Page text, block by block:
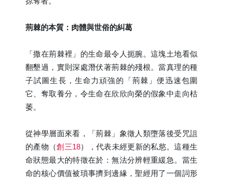
荊棘的本質：肉體與世俗的糾葛
「撒在荊棘裡」的生命最令人扼腕。這塊土地看似
翻墾過，實則深處潛伏著荊棘的殘根。當真理的種
子試圖生長，生命力頑強的「荊棘」便迅速包圍
它、奪取養分，令生命在欣欣向榮的假象中走向枯
萎。
從神學層面來看，「荊棘」象徵人類墮落後受咒詛
的產物（創三18），代表未經更新的私慾。這種生
命狀態最大的特徵在於：無法分辨輕重緩急。當生
命的核心價值被瑣事擠到邊緣，聖經用了一個詞形